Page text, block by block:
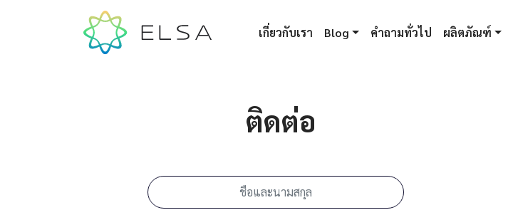
เกี่ยวกับเรา Blog คำถามทั่วไป ผลิตภัณฑ์
ติดต่อ